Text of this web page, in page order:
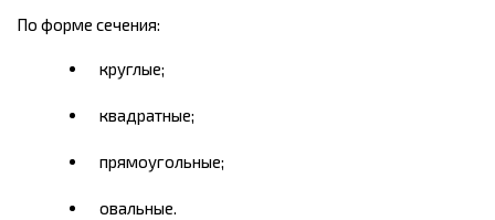
По форме сечения:
круглые;
квадратные;
прямоугольные;
овальные.